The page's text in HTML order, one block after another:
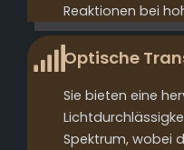
Reaktionen bei
Optische
Sie bieten eine
Spektrum, wobei